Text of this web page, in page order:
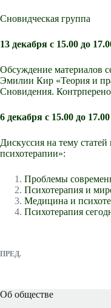
Сновидческая группа
13 декабря с 15.00 до
Обсуждение материалов
Эмилии Кир «Теория и
Сновидения.
6 декабря с 15.00 до 17.00
Дискуссия на тему
психотерапии»:
Проблемы
Психотерапия и
Медицина и
Психотерапия
ПРЕД.
Об обществе